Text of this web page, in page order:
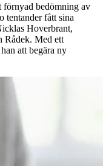
förnyad bedömning av
tentander fått sina
Hoverbrant,
Rådek. Med ett
att begära ny